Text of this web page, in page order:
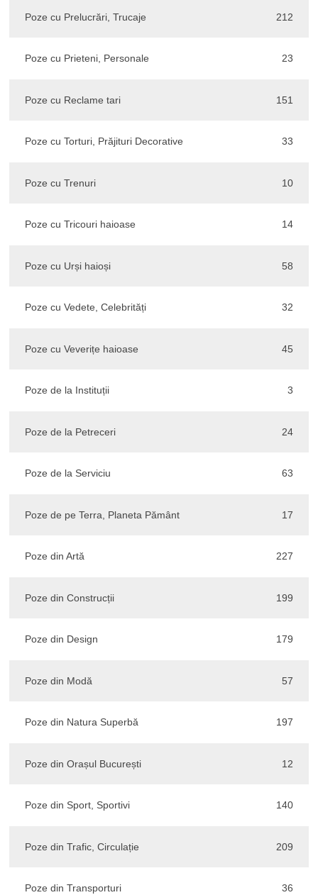
Poze cu Prelucrări, Trucaje 212
Poze cu Prieteni, Personale 23
Poze cu Reclame tari 151
Poze cu Torturi, Prăjituri Decorative 33
Poze cu Trenuri 10
Poze cu Tricouri haioase 14
Poze cu Urși haioși 58
Poze cu Vedete, Celebrități 32
Poze cu Veverițe haioase 45
Poze de la Instituții 3
Poze de la Petreceri 24
Poze de la Serviciu 63
Poze de pe Terra, Planeta Pământ 17
Poze din Artă 227
Poze din Construcții 199
Poze din Design 179
Poze din Modă 57
Poze din Natura Superbă 197
Poze din Orașul București 12
Poze din Sport, Sportivi 140
Poze din Trafic, Circulație 209
Poze din Transporturi 36